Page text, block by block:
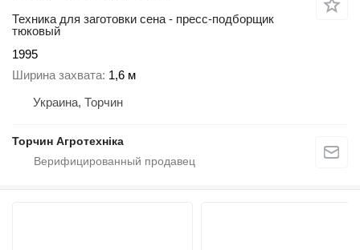
Техника для заготовки сена - пресс-подборщик
тюковый
1995
Ширина захвата 1,6 м
Украина, Торчин
Торчин Агротехніка